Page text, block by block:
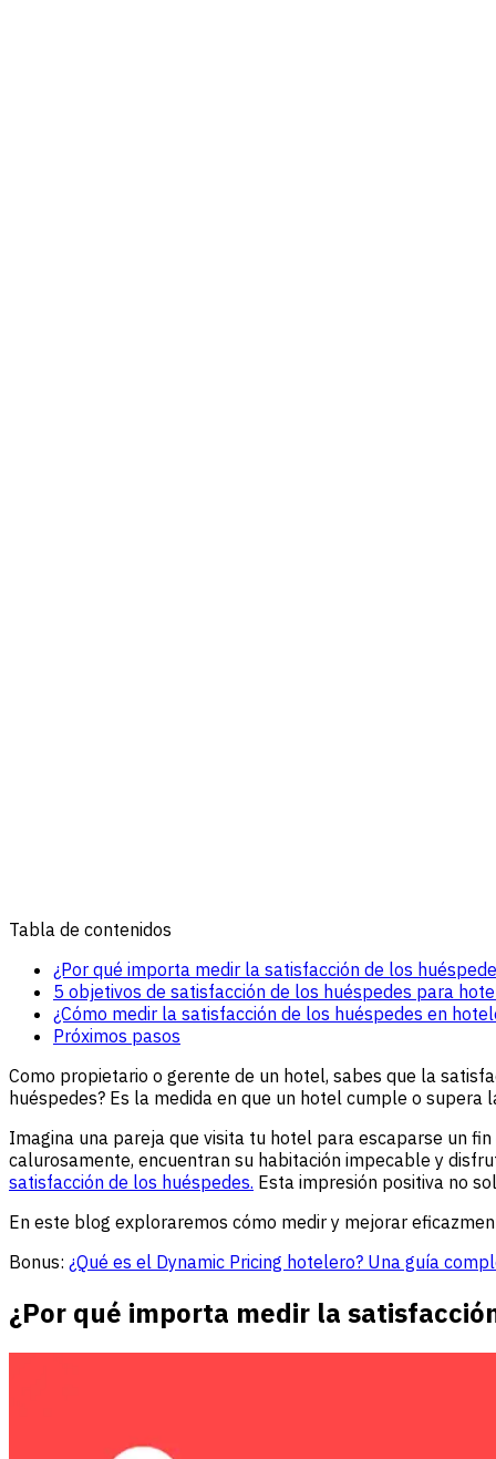
Tabla de contenidos
¿Por qué importa medir la satisfacción de los
5 objetivos de satisfacción de los huéspedes para
¿Cómo medir la satisfacción de los huéspedes en
Próximos pasos
Como propietario o gerente de un hotel, sabes que la
huéspedes? Es la medida en que un hotel cumple o supera
Imagina una pareja que visita tu hotel para escaparse un
calurosamente, encuentran su habitación impecable y
satisfacción de los huéspedes. Esta impresión positiva no
En este blog exploraremos cómo medir y mejorar
Bonus: ¿Qué es el Dynamic Pricing hotelero? Una guía
¿Por qué importa medir la